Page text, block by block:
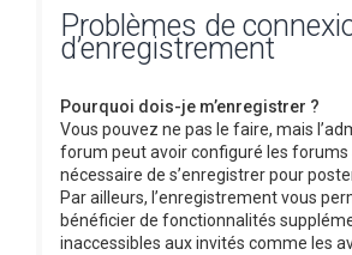
Problèmes de
d’enregistrement
Pourquoi dois-je m’enregistrer ?
Vous pouvez ne pas le faire, mais
forum peut avoir configuré les forums
nécessaire de s’enregistrer pour
Par ailleurs, l’enregistrement vous
bénéficier de fonctionnalités
inaccessibles aux invités comme les